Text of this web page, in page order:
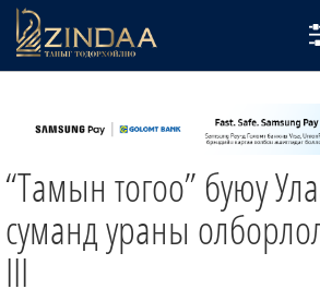
ТВ8
ӨГЛӨӨНИЙ СОНИН
ЗИНДАА СЭТГҮҮЛ
“Тамын тогоо” буюу
суманд ураны
III